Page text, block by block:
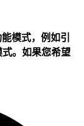
模式，例如引
。如果您希望